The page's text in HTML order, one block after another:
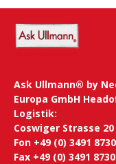
Ask Ullmann® by
Europa GmbH
Logistik:
Coswiger Strasse
Fon +49 (0) 3491
Fax +49 (0) 3491